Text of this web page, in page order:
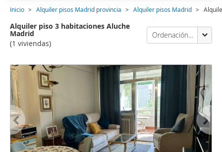
Inicio Alquiler pisos Madrid provincia Alquiler pisos Madrid
Alquiler piso 3 habitaciones Aluche
Madrid
(1 viviendas)
Ordenación Enalquiler